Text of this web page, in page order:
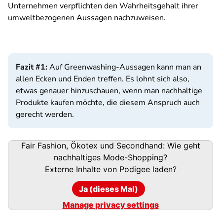
Unternehmen verpflichten den Wahrheitsgehalt ihrer
umweltbezogenen Aussagen nachzuweisen.
Fazit #1:Auf Greenwashing-Aussagen kann man an
allen Ecken und Enden treffen. Es lohnt sich also,
etwas genauer hinzuschauen, wenn man nachhaltige
Produkte kaufen möchte, die diesem Anspruch auch
gerecht werden.
Podigee-
Fair Fashion, Ökotex und Secondhand: Wie geht
nachhaltiges Mode-Shopping?
Externe Inhalte von Podigeeladen?
Ja (dieses Mal)
Manage privacy settings